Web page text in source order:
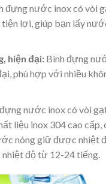
đựng nước inox có vòi
lợi, giúp bạn lấy
hiện đại: Bình đựng
phù hợp với nhiều
nước inox có vòi
liệu inox 304 cao cấp,
nóng giữ được nhiệt
độ từ 12-24 tiếng.